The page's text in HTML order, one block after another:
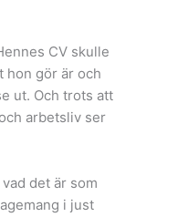
att
höja
eller
sänka
CV skulle
hon gör är och
ut. Och trots att
arbetsliv ser
det är som
i just